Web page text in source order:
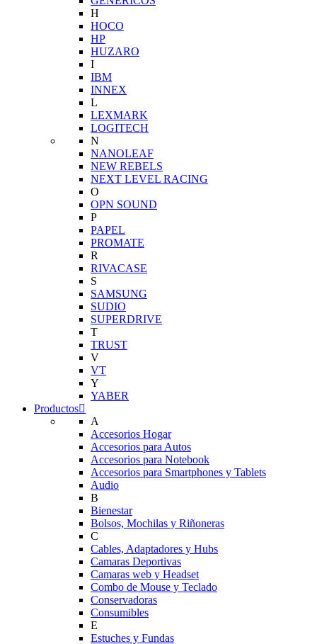
H
HOCO
HP
HUZARO
I
IBM
INNEX
L
LEXMARK
LOGITECH
N
NANOLEAF
NEW REBELS
NEXT LEVEL RACING
O
OPN SOUND
P
PAPEL
PROMATE
R
RIVACASE
S
SAMSUNG
SUDIO
SUPERDRIVE
T
TRUST
V
VT
Y
YABER
Productos
A
Accesorios Hogar
Accesorios para Autos
Accesorios para Notebook
Accesorios para Smartphones y Tablets
Audio
B
Bienestar
Bolsos, Mochilas y Riñoneras
C
Cables, Adaptadores y Hubs
Camaras Deportivas
Camaras web y Headset
Combo de Mouse y Teclado
Conservadoras
Consumibles
E
Estuches y Fundas